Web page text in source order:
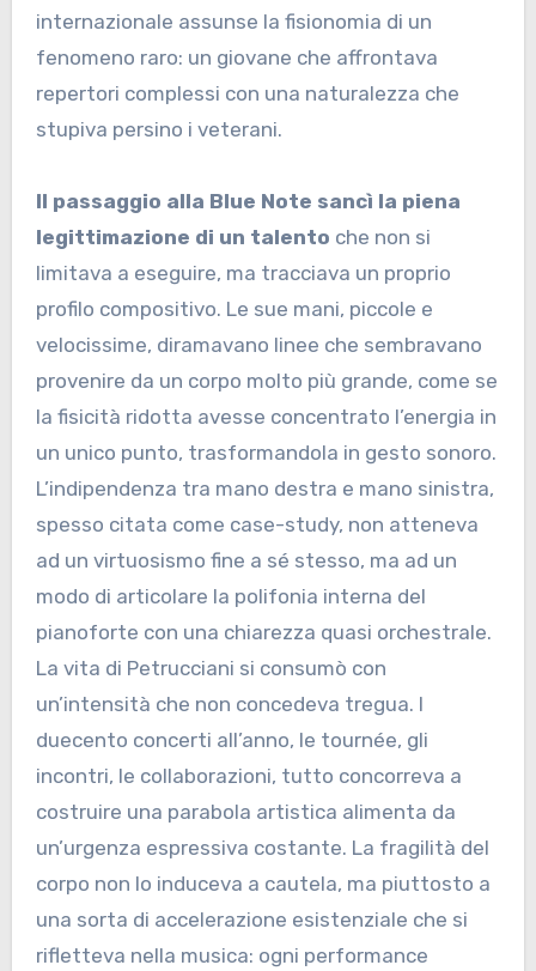
internazionale assunse la fisionomia di un
fenomeno raro: un giovane che affrontava
repertori complessi con una naturalezza che
stupiva persino i veterani.
Il passaggio alla Blue Note sancì la piena
legittimazione di un talento che non si
limitava a eseguire, ma tracciava un proprio
profilo compositivo. Le sue mani, piccole e
velocissime, diramavano linee che sembravano
provenire da un corpo molto più grande, come se
la fisicità ridotta avesse concentrato l’energia in
un unico punto, trasformandola in gesto sonoro.
L’indipendenza tra mano destra e mano sinistra,
spesso citata come case-study, non atteneva
ad un virtuosismo fine a sé stesso, ma ad un
modo di articolare la polifonia interna del
pianoforte con una chiarezza quasi orchestrale.
La vita di Petrucciani si consumò con
un’intensità che non concedeva tregua. I
duecento concerti all’anno, le tournée, gli
incontri, le collaborazioni, tutto concorreva a
costruire una parabola artistica alimenta da
un’urgenza espressiva costante. La fragilità del
corpo non lo induceva a cautela, ma piuttosto a
una sorta di accelerazione esistenziale che si
rifletteva nella musica: ogni performance